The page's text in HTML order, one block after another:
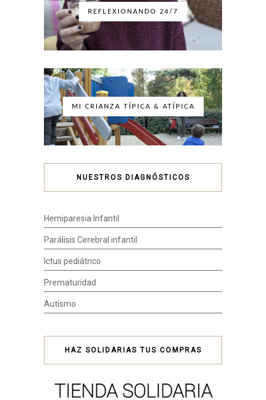
REFLEXIONANDO 24/7
MI CRIANZA TÍPICA & ATÍPICA
NUESTROS DIAGNÓSTICOS
Hemiparesia Infantil
Parálisis Cerebral infantil
Ictus pediátrico
Prematuridad
Autismo
HAZ SOLIDARIAS TUS COMPRAS